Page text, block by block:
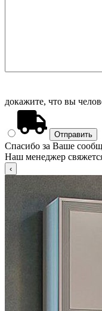
докажите, что вы
Спасибо за Ваше
Наш менеджер